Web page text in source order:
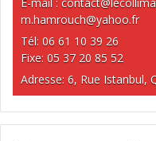
m.hamrouch@yahoo.fr
Tél: 06 61 10 39 26
Fixe: 05 37 20 85 52
Adresse: 6, Rue Istanbul,